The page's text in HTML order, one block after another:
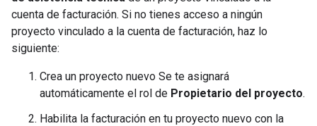
cuenta de facturación. Si no tienes acceso a ningún
proyecto vinculado a la cuenta de facturación, haz lo
siguiente:
Crea un proyecto nuevo Se te asignará
automáticamente el rol de Propietario del proyecto.
Habilita la facturación en tu proyecto nuevo con la